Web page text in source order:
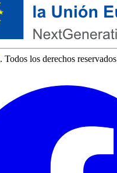
. Todos los derechos reservados